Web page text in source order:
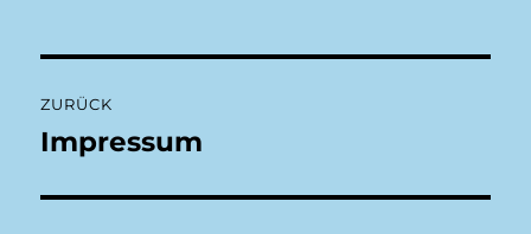
ZURÜCK
Vorheriger
Impressum